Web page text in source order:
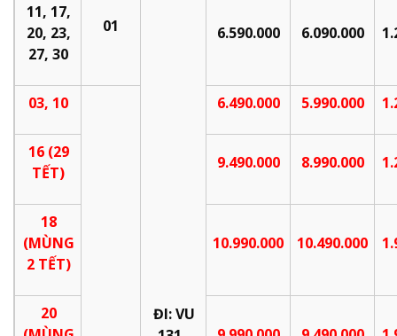
01
ĐI: VU
11, 17,
20, 23,
27, 30
6.590.000 6.090.000
03, 10 6.490.000 5.990.000
16 (29
TẾT)
9.490.000 8.990.000
18
(MÙNG
2 TẾT)
10.990.000 10.490.000 1.
20